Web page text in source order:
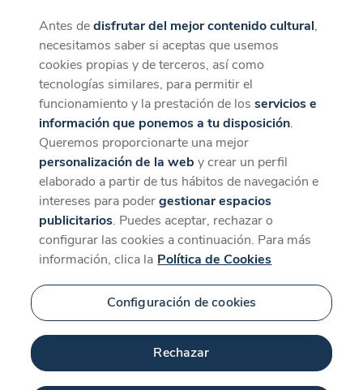
CaixaForum+
La mejor experiencia desde la App
Descargar
Antes dedisfrutar del mejor contenido cultural,
necesitamos saber si aceptas que usemos
cookies propias y de terceros, así como
tecnologías similares, para permitir el
funcionamiento y la prestación de losservicios e
información que ponemos a tu disposición.
Queremos proporcionarte una mejor
personalización de la web y crear un perfil
elaborado a partir de tus hábitos de navegación e
intereses para podergestionar espacios
publicitarios. Puedes aceptar, rechazar o
configurar las cookies a continuación. Para más
información, clica la Política de Cookies
Configuración de cookies
Rechazar